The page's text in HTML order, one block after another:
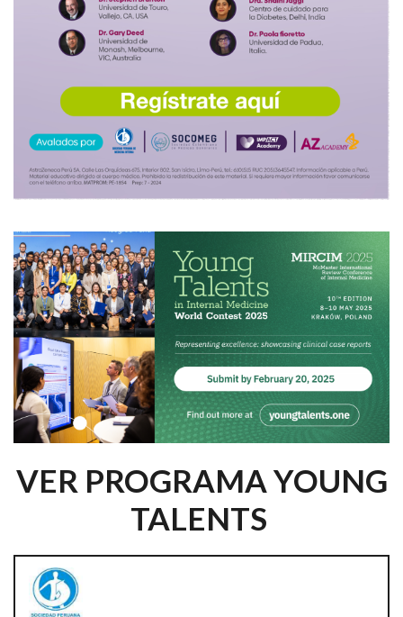
VER PROGRAMA YOUNG
TALENTS